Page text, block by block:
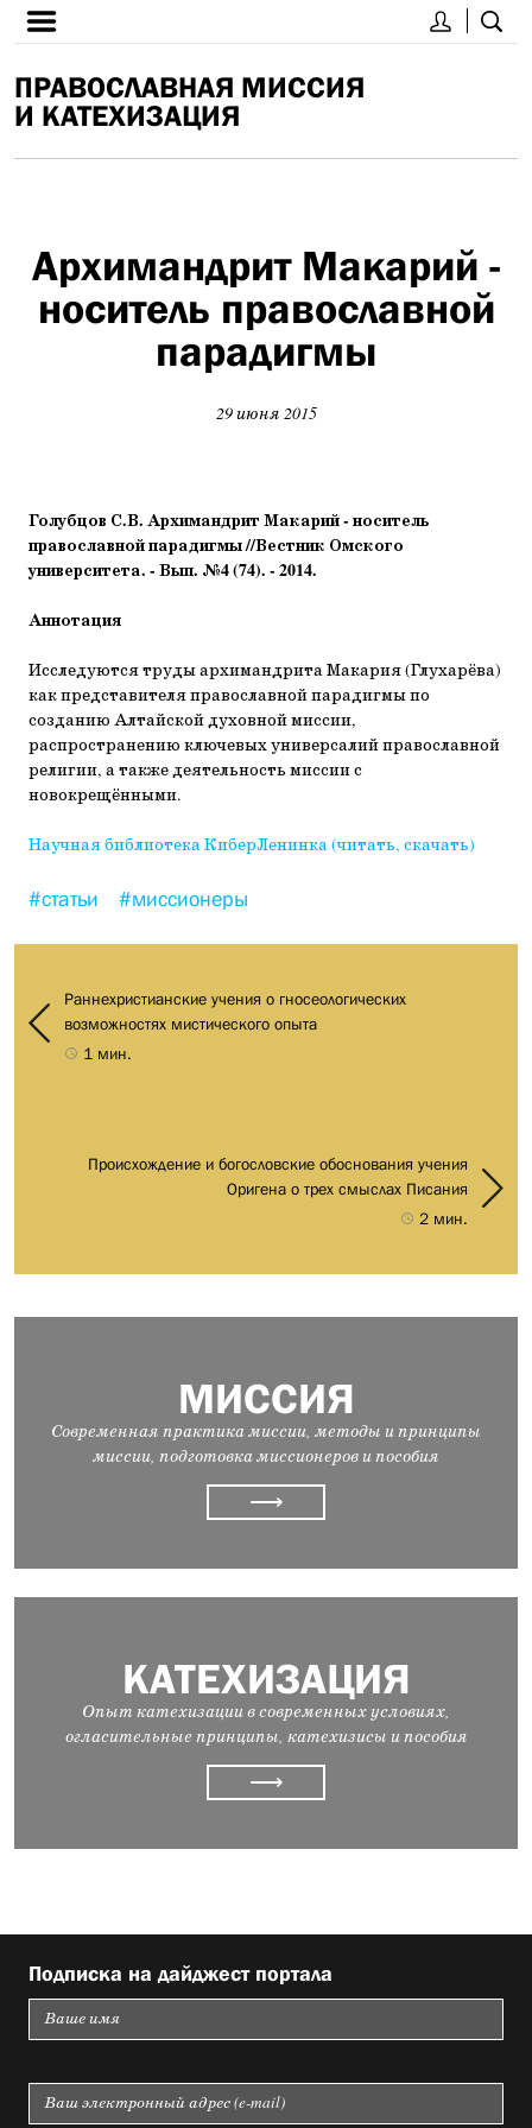
ПРАВОСЛАВНАЯ МИССИЯ
И КАТЕХИЗАЦИЯ
Архимандрит Макарий -
носитель православной
парадигмы
29 июня 2015
Голубцов С.В. Архимандрит Макарий - носитель
православной парадигмы //Вестник Омского
университета. - Вып. №4 (74). - 2014.
Аннотация
Исследуются труды архимандрита Макария (Глухарёва)
как представителя православной парадигмы по
созданию Алтайской духовной миссии,
распространению ключевых универсалий православной
религии, а также деятельность миссии с
новокрещёнными.
Научная библиотека КиберЛенинка (читать, скачать)
#статьи #миссионеры
Раннехристианские учения о гносеологических
возможностях мистического опыта
1 мин.
Происхождение и богословские обоснования учения
Оригена о трех смыслах Писания
2 мин.
МИССИЯ
Современная практика миссии, методы и принципы
миссии, подготовка миссионеров и пособия
⟶
КАТЕХИЗАЦИЯ
Опыт катехизации в современных условиях,
огласительные принципы, катехизисы и пособия
⟶
Подписка на дайджест портала